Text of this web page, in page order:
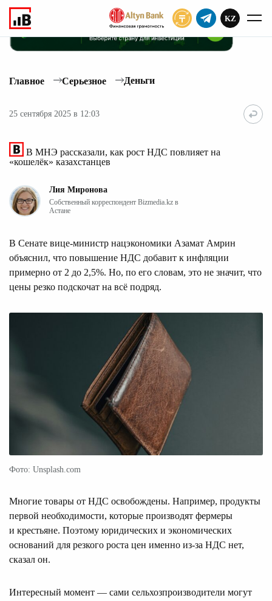
KZ
Главное Серьезное Деньги
25 сентября 2025 в 12:03
В МНЭ рассказали, как рост НДС повлияет на
«кошелёк» казахстанцев
Лия Миронова
Собственный корреспондент Bizmedia.kz в
Астане
В Сенате вице-министр нацэкономики Азамат Амрин
объяснил, что повышение НДС добавит к инфляции
примерно от 2 до 2,5%. Но, по его словам, это не значит, что
цены резко подскочат на всё подряд.
Фото: Unsplash.com
Многие товары от НДС освобождены. Например, продукты
первой необходимости, которые производят фермеры
и крестьяне. Поэтому юридических и экономических
оснований для резкого роста цен именно из-за НДС нет,
сказал он.
Интересный момент — сами сельхозпроизводители могут